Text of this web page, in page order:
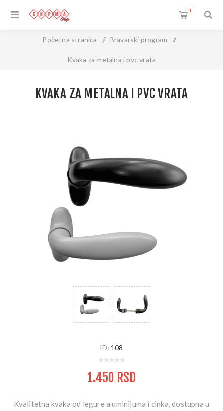
0
Početna stranica / Bravarski program /
Kvaka za metalna i pvc vrata
KVAKA ZA METALNA I PVC VRATA
ID: 108
1.450 RSD
Kvalitetna kvaka od legure aluminijuma i cinka, dostupna u